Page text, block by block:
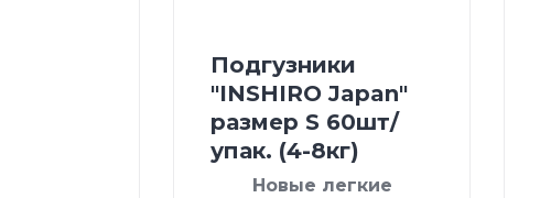
Подгузники
"INSHIRO Japan"
размер S 60шт/
упак. (4-8кг)
Новые легкие